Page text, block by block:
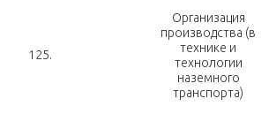
125.
Организация
производства (в
технике и
технологии
наземного
транспорта)